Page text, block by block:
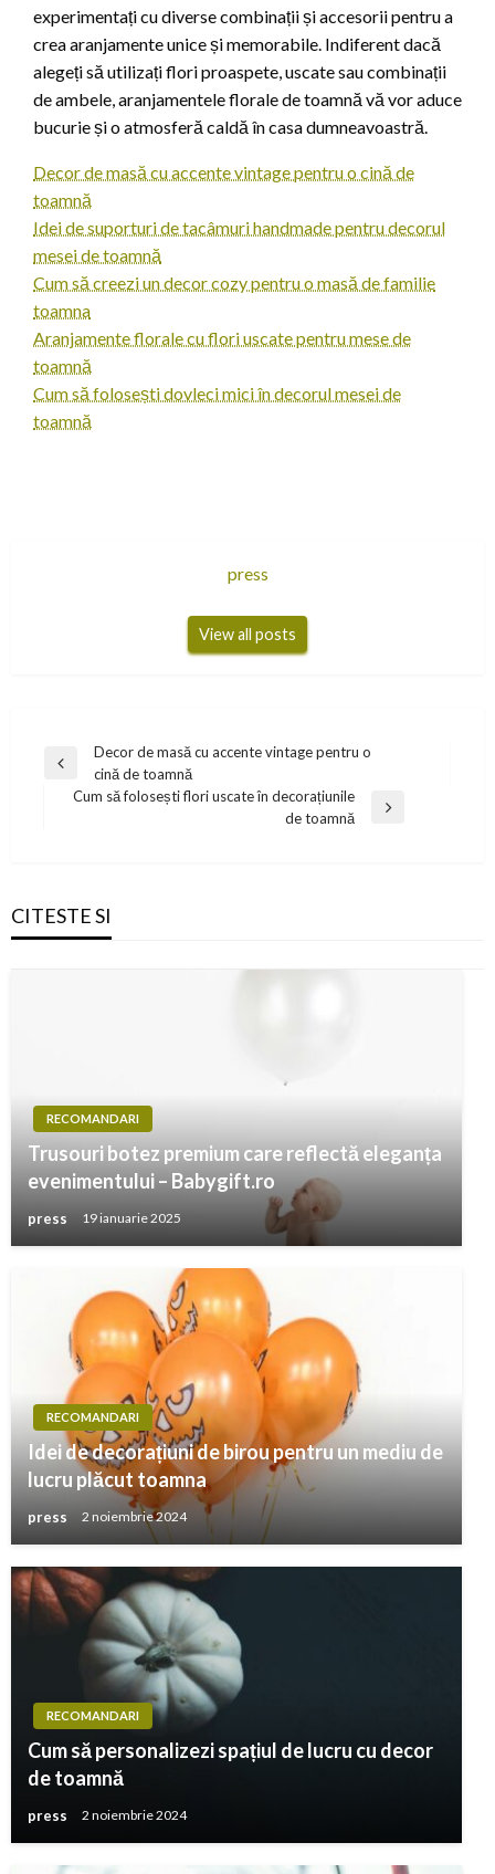
experimentați cu diverse combinații și accesorii pentru a
crea aranjamente unice și memorabile. Indiferent dacă
alegeți să utilizați flori proaspete, uscate sau combinații
de ambele, aranjamentele florale de toamnă vă vor aduce
bucurie și o atmosferă caldă în casa dumneavoastră.
Decor de masă cu accente vintage pentru o cină de
toamnă
Idei de suporturi de tacâmuri handmade pentru decorul
mesei de toamnă
Cum să creezi un decor cozy pentru o masă de familie
toamna
Aranjamente florale cu flori uscate pentru mese de
toamnă
Cum să folosești dovleci mici în decorul mesei de
toamnă
press
View all posts
Navigare
Previous
Decor de masă cu accente vintage pentru o
cină de toamnă
Cum să folosești flori uscate în decorațiunile
de toamnă
CITESTE SI
RECOMANDARI
Trusouri botez premium care reflectă eleganța
evenimentului – Babygift.ro
press 19 ianuarie 2025
RECOMANDARI
Idei de decorațiuni de birou pentru un mediu de
lucru plăcut toamna
press 2 noiembrie 2024
RECOMANDARI
Cum să personalizezi spațiul de lucru cu decor
de toamnă
press 2 noiembrie 2024